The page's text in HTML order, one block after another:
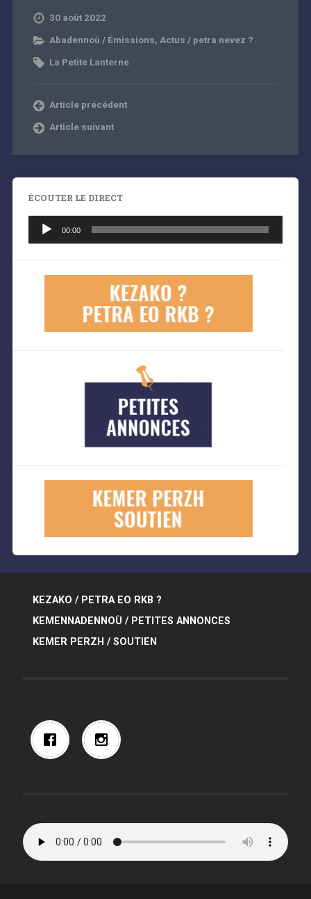
30 août 2022
Abadennoù / Émissions, Actus / petra nevez ?
La Petite Lanterne
Article précédent
Article suivant
ÉCOUTER LE DIRECT
Lecteur
audio
00:00
KEZAKO / PETRA EO RKB ?
KEMENNADENNOÙ / PETITES ANNONCES
KEMER PERZH / SOUTIEN